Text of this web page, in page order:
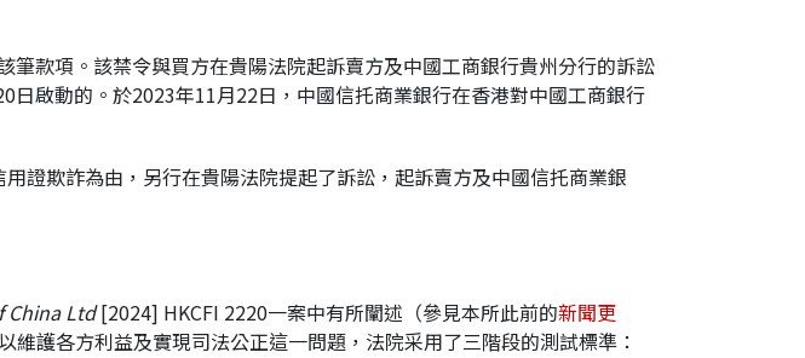
款項。該禁令與買方在貴陽法院起訴賣方及中國工商銀行貴州分行的訴訟
日啟動的。於2023年11月22日，中國信托商業銀行在香港對中國工商銀行
證欺詐為由，另行在貴陽法院提起了訴訟，起訴賣方及中國信托商業銀
China Ltd[2024] HKCFI 2220一案中有所闡述（參見本所此前的新聞更
護各方利益及實現司法公正這一問題，法院采用了三階段的測試標準：